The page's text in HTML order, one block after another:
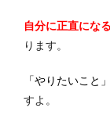
自分に正直になる
ります。
「やりたいこと
すよ。